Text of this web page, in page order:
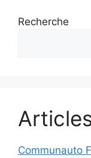
Recherche
Communauto